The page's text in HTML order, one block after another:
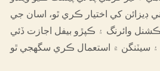
کي اختيار ڪري ٿو، اسان جي
وائرنگ ۽ ڪپڙو بيفل اجازت ڏئي